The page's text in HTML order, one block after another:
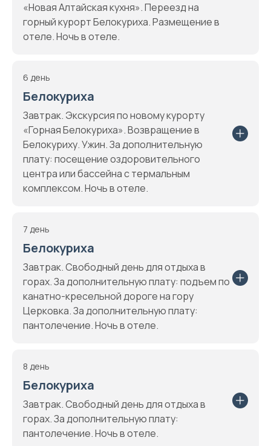
«Новая Алтайская кухня». Переезд на
горный курорт Белокуриха. Размещение в
отеле. Ночь в отеле.
6 день
Белокуриха
Завтрак. Экскурсия по новому курорту
«Горная Белокуриха». Возвращение в
Белокуриху. Ужин. За дополнительную
плату: посещение оздоровительного
центра или бассейна с термальным
комплексом. Ночь в отеле.
7 день
Белокуриха
Завтрак. Свободный день для отдыха в
горах. За дополнительную плату: подъем по
канатно-кресельной дороге на гору
Церковка. За дополнительную плату:
пантолечение. Ночь в отеле.
8 день
Белокуриха
Завтрак. Свободный день для отдыха в
горах. За дополнительную плату:
пантолечение. Ночь в отеле.